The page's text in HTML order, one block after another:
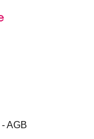
AGB